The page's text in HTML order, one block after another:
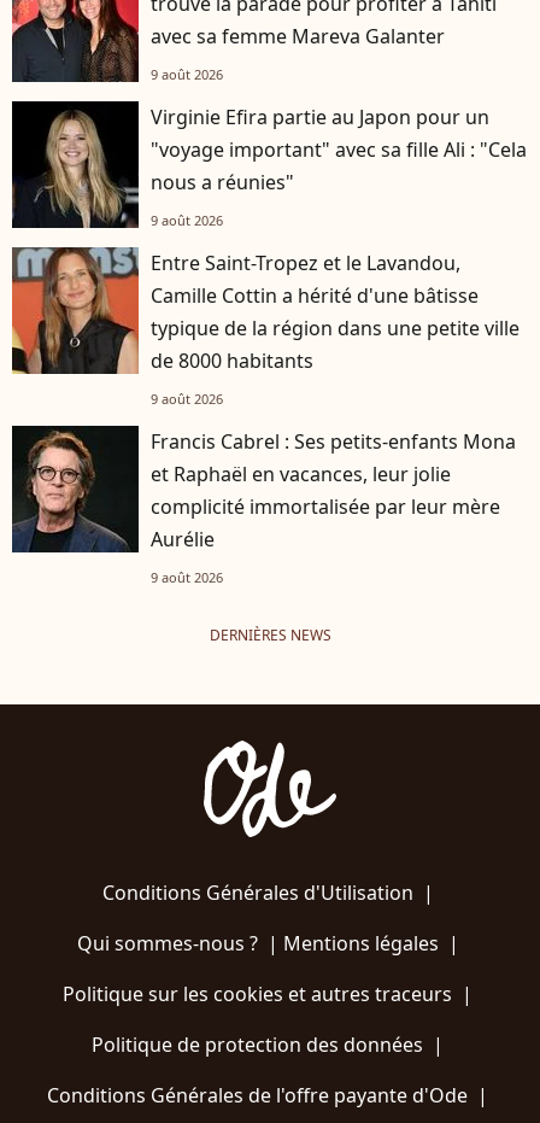
avec sa femme Mareva Galanter
9 août 2026
Virginie Efira partie au Japon pour un
"voyage important" avec sa fille Ali : "Cela
nous a réunies"
9 août 2026
Entre Saint-Tropez et le Lavandou,
Camille Cottin a hérité d'une bâtisse
typique de la région dans une petite ville
de 8000 habitants
9 août 2026
Francis Cabrel : Ses petits-enfants Mona
et Raphaël en vacances, leur jolie
complicité immortalisée par leur mère
Aurélie
9 août 2026
DERNIÈRES NEWS
Conditions Générales d'Utilisation |
Qui sommes-nous ?| Mentions légales |
Politique sur les cookies et autres traceurs |
Politique de protection des données |
Conditions Générales de l'offre payante d'Ode |